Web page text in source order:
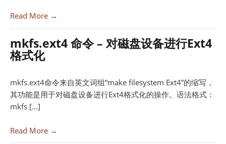
Read More →
mkfs.ext4 命令 – 对磁盘设备进行Ext4
格式化
mkfs.ext4命令来自英文词组“make filesystem Ext4”的缩写，
其功能是用于对磁盘设备进行Ext4格式化的操作。语法格式：
mkfs […]
Read More →